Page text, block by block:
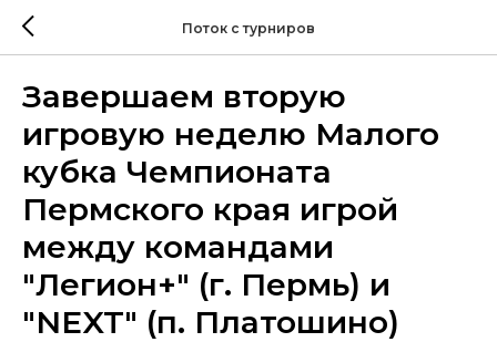
Поток с турниров
Завершаем вторую
игровую неделю Малого
кубка Чемпионата
Пермского края игрой
между командами
"Легион+" (г. Пермь) и
"NEXT" (п. Платошино)